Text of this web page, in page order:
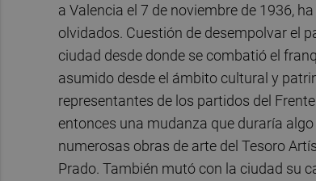
a Valencia el 7 de noviembre de 1936,
olvidados. Cuestión de desempolvar el
ciudad desde donde se combatió el
asumido desde el ámbito cultural y
representantes de los partidos del
entonces una mudanza que duraría
numerosas obras de arte del Tesoro
Prado. También mutó con la ciudad su